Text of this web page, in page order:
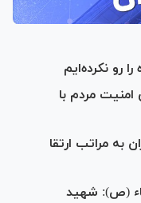
رو نکرده‌ایم
امنیت مردم با
به مراتب ارتقا
(ص): شهید